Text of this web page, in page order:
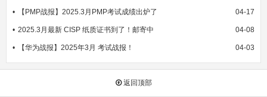
【PMP战报】2025.3月PMP考试成绩出炉了 04-17
2025.3月最新 CISP 纸质证书到了！邮寄中 04-08
【华为战报】2025年3月 考试战报！ 04-03
返回顶部